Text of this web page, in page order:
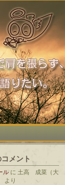
メント
ル に 土高 成菜（大
より